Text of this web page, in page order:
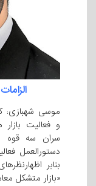
موسی شهبازی:
و فعالیت
سران سه قوه
دستورالعمل
بنابر
«بازار متشکل